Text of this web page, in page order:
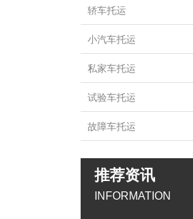
轿车托运
小汽车托运
私家车托运
试验车托运
故障车托运
推荐资讯
INFORMATION